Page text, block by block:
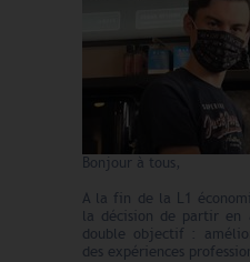
Bonjour à tous,
A la fin de la L1
la décision de partir en
double objectif :
des expériences